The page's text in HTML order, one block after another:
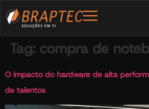
Tag: compra de
O impacto do hardware de alta
de talentos